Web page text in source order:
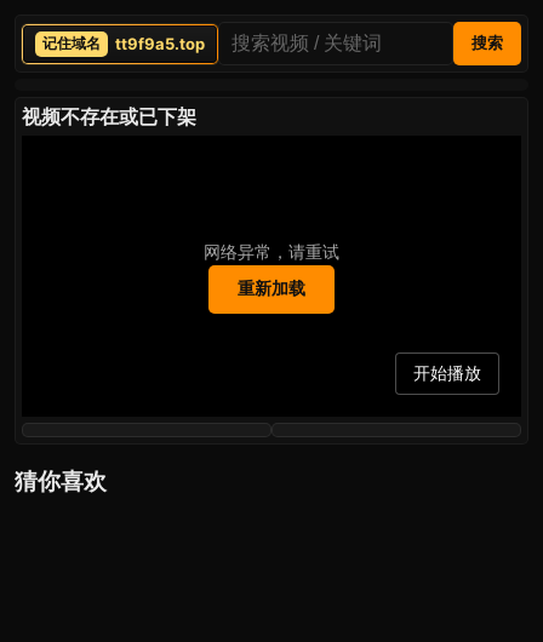
tt9f9a5.top 搜索
视频不存在或已下架
网络异常，请重试
重新加载
开始播放
猜你喜欢